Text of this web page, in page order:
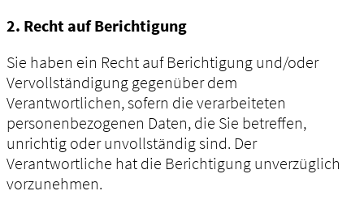
2. Recht auf Berichtigung
Sie haben ein Recht auf Berichtigung und/oder
Vervollständigung gegenüber dem
Verantwortlichen, sofern die verarbeiteten
personenbezogenen Daten, die Sie betreffen,
unrichtig oder unvollständig sind. Der
Verantwortliche hat die Berichtigung unverzüglich
vorzunehmen.